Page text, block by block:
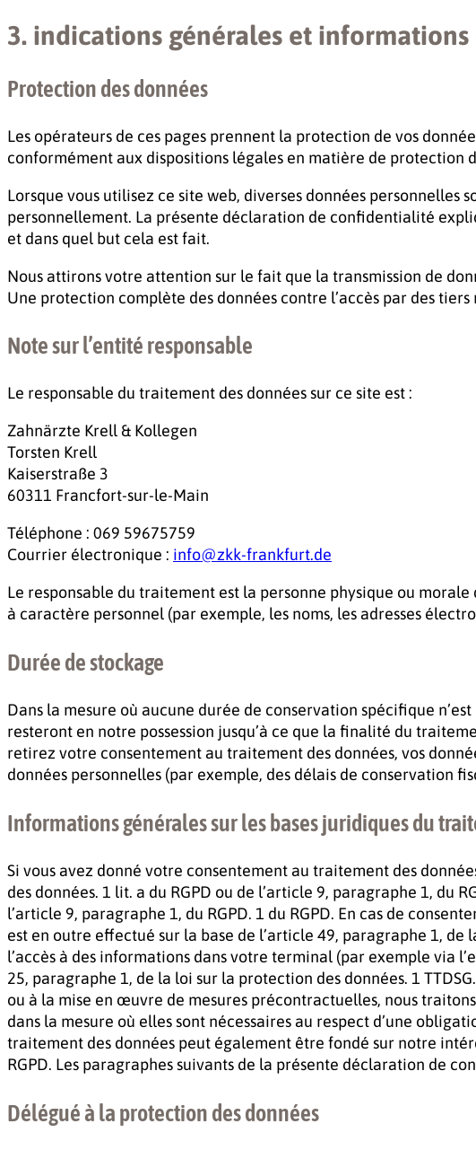
3. indications générales et
Protection des données
Les opérateurs de ces pages prennent la protection de vos
conformément aux dispositions légales en matière de
Lorsque vous utilisez ce site web, diverses données
personnellement. La présente déclaration de confidentialité
et dans quel but cela est fait.
Nous attirons votre attention sur le fait que la transmission de
Une protection complète des données contre l’accès par des tiers
Note sur l’entité responsable
Le responsable du traitement des données sur ce site est :
Zahnärzte Krell & Kollegen
Torsten Krell
Kaiserstraße 3
60311 Francfort-sur-le-Main
Téléphone : 069 59675759
Courrier électronique : info@zkk-frankfurt.de
Le responsable du traitement est la personne physique ou
à caractère personnel (par exemple, les noms, les adresses
Durée de stockage
Dans la mesure où aucune durée de conservation spécifique
resteront en notre possession jusqu’à ce que la finalité du
retirez votre consentement au traitement des données, vos
données personnelles (par exemple, des délais de conservation
Informations générales sur les bases juridiques du
Si vous avez donné votre consentement au traitement des
des données. 1 lit. a du RGPD ou de l’article 9, paragraphe 1, du
l’article 9, paragraphe 1, du RGPD. 1 du RGPD. En cas de
est en outre effectué sur la base de l’article 49, paragraphe 1, de
l’accès à des informations dans votre terminal (par exemple via
25, paragraphe 1, de la loi sur la protection des données. 1
ou à la mise en œuvre de mesures précontractuelles, nous
dans la mesure où elles sont nécessaires au respect d’une
traitement des données peut également être fondé sur notre
RGPD. Les paragraphes suivants de la présente déclaration de
Délégué à la protection des données